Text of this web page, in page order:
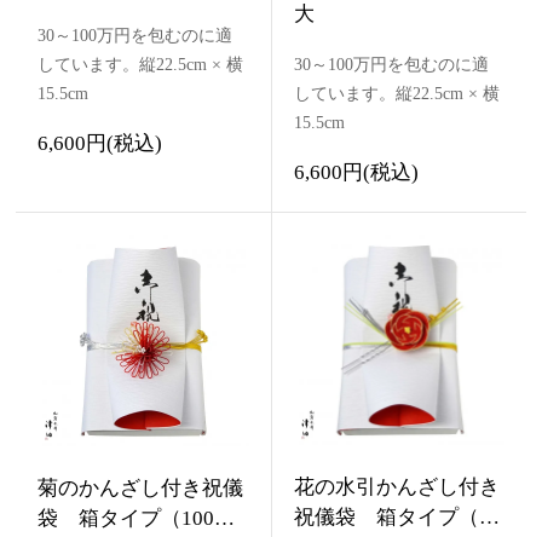
30～100万円を包むのに適
しています。縦22.5cm × 横
15.5cm
6,600円(税込)
大
30～100万円を包むのに適
しています。縦22.5cm × 横
15.5cm
6,600円(税込)
菊のかんざし付き祝儀
袋 箱タイプ（100万
花の水引かんざし付き
祝儀袋 箱タイプ（10